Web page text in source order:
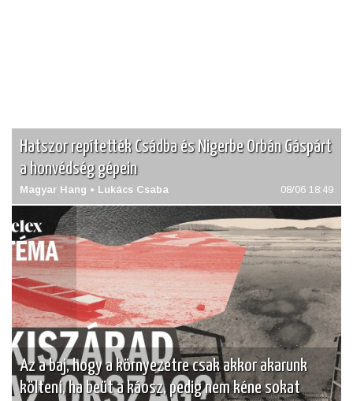
Hatszor repítették Csádba és Nigerbe Orbán Gáspárt
a honvédség gépein
Magyar Hang • Lukács Csaba 08/06 18:49
Az a baj, hogy a környezetre csak akkor akarunk
költeni, ha beüt a káosz, pedig nem kéne sokat